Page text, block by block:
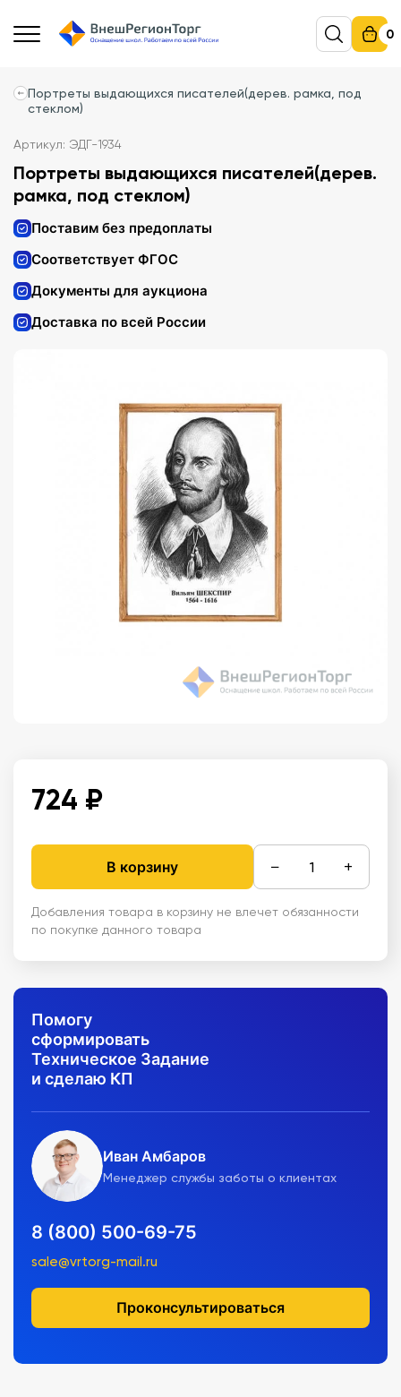
0
Портреты выдающихся писателей(дерев. рамка, под
стеклом)
Артикул: ЭДГ-1934
Портреты выдающихся писателей(дерев.
рамка, под стеклом)
Поставим без предоплаты
Соответствует ФГОС
Документы для аукциона
Доставка по всей России
724 ₽
В корзину − +
Добавления товара в корзину не влечет обязанности
по покупке данного товара
Помогу
сформировать
Техническое Задание
и сделаю КП
Иван Амбаров
Менеджер службы заботы о клиентах
8 (800) 500-69-75
sale@vrtorg-mail.ru
Проконсультироваться